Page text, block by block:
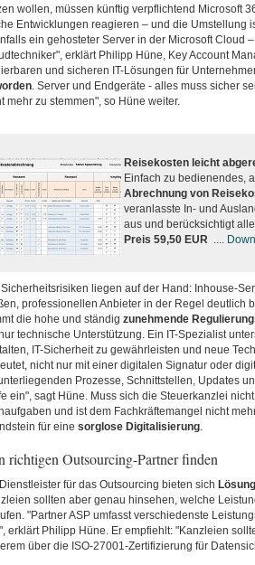
wollen, müssen künftig verpflichtend Microsoft
Entwicklungen reagieren – und die Umstellung
ein gehosteter Server in der Microsoft Cloud
erklärt Philipp Hüne, Key Account
und sicheren IT-Lösungen für
. Server und Endgeräte - alles muss sicher
mehr zu stemmen", so Hüne weiter.
Reisekosten leicht
Einfach zu bedienendes,
Abrechnung von
veranlasste In- und
aus und berücksichtigt
Preis 59,50 EUR ....
Sicherheitsrisiken liegen auf der Hand: Inhouse-
professionellen Anbieter in der Regel deutlich
die hohe und ständig zunehmende
technische Unterstützung. Ein IT-Spezialist
IT-Sicherheit zu gewährleisten und neue
nicht nur mit einer digitalen Signatur oder
Prozesse, Schnittstellen, Updates
ein", sagt Hüne. Muss sich die Steuerkanzlei
und ist dem Fachkräftemangel nicht
für eine sorglose Digitalisierung.
richtigen Outsourcing-Partner finden
für das Outsourcing bieten sich
sollten aber genau hinsehen, welche
"Partner ASP umfasst verschiedenste
erklärt Philipp Hüne. Er empfiehlt: "Kanzleien
über die ISO-27001-Zertifizierung für